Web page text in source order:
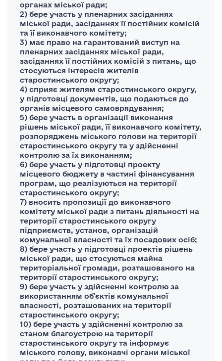
органах міської ради;
2) бере участь у пленарних засіданнях
міської ради, засіданнях її постійних комісій
та її виконавчого комітету;
3) має право на гарантований виступ на
пленарних засіданнях міської ради,
засіданнях її постійних комісій з питань, що
стосуються інтересів жителів
старостинського округу;
4) сприяє жителям старостинського округу,
у підготовці документів, що подаються до
органів місцевого самоврядування;
5) бере участь в організації виконання
рішень міської ради, її виконавчого комітету,
розпоряджень міського голови на території
старостинського округу та у здійсненні
контролю за їх виконанням;
6) бере участь у підготовці проекту
місцевого бюджету в частині фінансування
програм, що реалізуються на території
старостинського округу;
7) вносить пропозиції до виконавчого
комітету міської ради з питань діяльності на
території старостинського округу
підприємств, установ, організацій
комунальної власності та їх посадових осіб;
8) бере участь у підготовці проектів рішень
міської ради, що стосуються майна
територіальної громади, розташованого на
території старостинського округу;
9) бере участь у здійсненні контролю за
використанням об’єктів комунальної
власності, розташованих на території
старостинського округу;
10) бере участь у здійсненні контролю за
станом благоустрою на території
старостинського округу та інформує
міського голову, виконавчі органи міської